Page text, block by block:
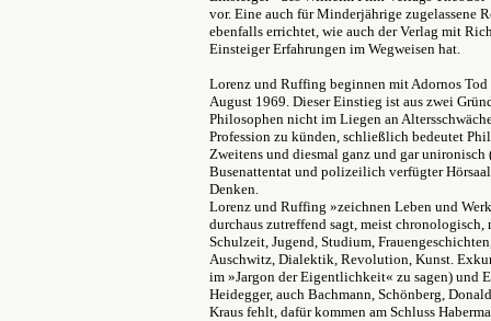
vor. Eine auch für Minderjährige zugelassene
ebenfalls errichtet, wie auch der Verlag mit
Einsteiger Erfahrungen im Wegweisen hat.
Lorenz und Ruffing beginnen mit Adornos
August 1969. Dieser Einstieg ist aus zwei
Philosophen nicht im Liegen an
Profession zu künden, schließlich bedeutet
Zweitens und diesmal ganz und gar
Busenattentat und polizeilich verfügter
Denken.
Lorenz und Ruffing »zeichnen Leben und
durchaus zutreffend sagt, meist
Schulzeit, Jugend, Studium,
Auschwitz, Dialektik, Revolution, Kunst.
im »Jargon der Eigentlichkeit« zu sagen) und
Heidegger, auch Bachmann, Schönberg,
Kraus fehlt, dafür kommen am Schluss